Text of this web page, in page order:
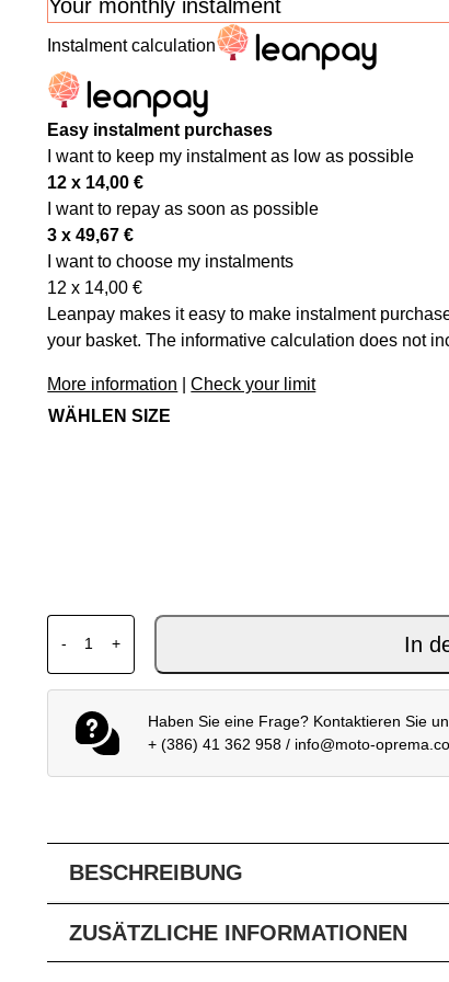
Your monthly instalment
Instalment calculation
Easy instalment purchases
I want to keep my instalment as low as possible
12 x 14,00€
I want to repay as soon as possible
3 x49,67€
I want to choose my instalments
12 x 14,00€
Leanpay makes it easy to make instalment
your basket. The informative calculation does not
More information |Check your limit
WÄHLEN SIZE
-
FOX 180 MX SHIELD FLUO GELB ORANGE Menge
+ In
Haben Sie eine Frage? Kontaktieren Sie
+ (386) 41 362 958 / info@moto-
BESCHREIBUNG
ZUSÄTZLICHE INFORMATIONEN